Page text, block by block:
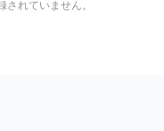
されていません。